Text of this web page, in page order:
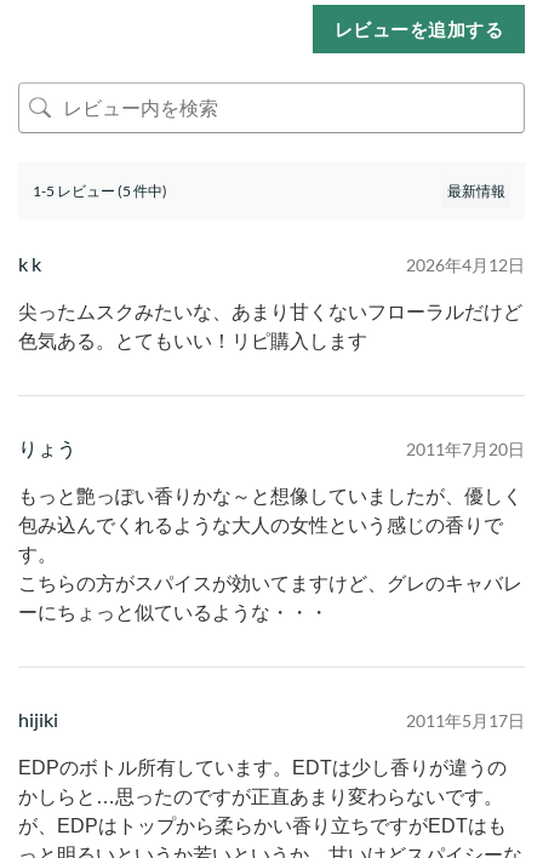
レビューを追加する
1-5 レビュー (5 件中)
k k 2026年4月12日
尖ったムスクみたいな、あまり甘くないフローラルだけど
色気ある。とてもいい！リピ購入します
りょう 2011年7月20日
もっと艶っぽい香りかな～と想像していましたが、優しく
包み込んでくれるような大人の女性という感じの香りで
す。
こちらの方がスパイスが効いてますけど、グレのキャバレ
ーにちょっと似ているような・・・
hijiki 2011年5月17日
EDPのボトル所有しています。EDTは少し香りが違うの
かしらと…思ったのですが正直あまり変わらないです。
が、EDPはトップから柔らかい香り立ちですがEDTはも